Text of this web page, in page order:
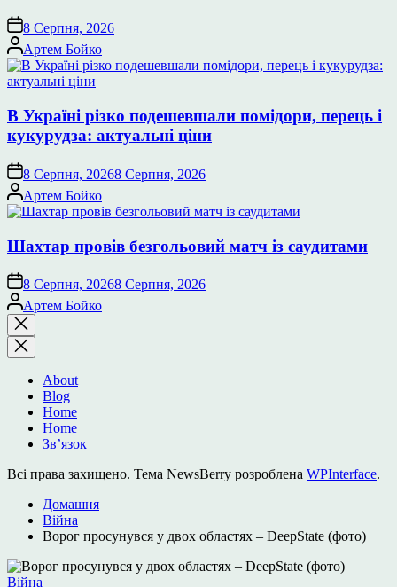
8 Серпня, 2026
Опубліковано
Артем Бойко
В Україні різко подешевшали помідори, перець і
кукурудза: актуальні ціни
8 Серпня, 20268 Серпня, 2026
Опубліковано
Артем Бойко
Шахтар провів безгольовий матч із саудитами
8 Серпня, 20268 Серпня, 2026
Опубліковано
Артем Бойко
Закрити
пошук
About
Blog
Home
Home
Зв’язок
Всі права захищено. Тема NewsBerry розроблена WPInterface.
Домашня
Війна
Ворог просунувся у двох областях – DeepState (фото)
Опублікувати
Війна